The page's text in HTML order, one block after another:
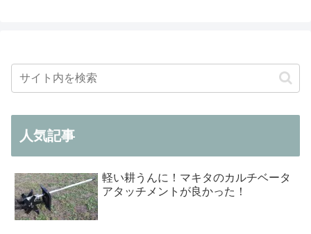
人気記事
軽い耕うんに！マキタのカルチベータ
アタッチメントが良かった！